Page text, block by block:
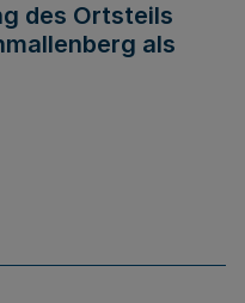
des Ortsteils
als